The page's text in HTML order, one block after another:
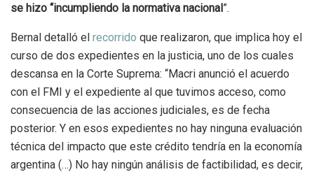
se hizo “incumpliendo la normativa nacional”.
Bernal detalló el recorrido que realizaron, que implica hoy el
curso de dos expedientes en la justicia, uno de los cuales
descansa en la Corte Suprema: “Macri anunció el acuerdo
con el FMI y el expediente al que tuvimos acceso, como
consecuencia de las acciones judiciales, es de fecha
posterior. Y en esos expedientes no hay ninguna evaluación
técnica del impacto que este crédito tendría en la economía
argentina (…) No hay ningún análisis de factibilidad, es decir,